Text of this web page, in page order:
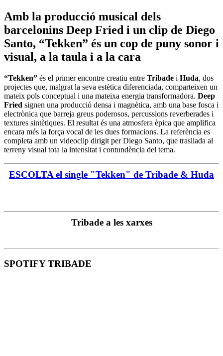
Amb la producció musical dels
barcelonins Deep Fried i un clip de Diego
Santo, “Tekken” és un cop de puny sonor i
visual, a la taula i a la cara
“Tekken” és el primer encontre creatiu entre Tribade i Huda, dos
projectes que, malgrat la seva estètica diferenciada, comparteixen un
mateix pols conceptual i una mateixa energia transformadora. Deep
Fried signen una producció densa i magnètica, amb una base fosca i
electrònica que barreja greus poderosos, percussions reverberades i
textures sintètiques. El resultat és una atmosfera èpica que amplifica
encara més la força vocal de les dues formacions. La referència es
completa amb un videoclip dirigit per Diego Santo, que trasllada al
terreny visual tota la intensitat i contundència del tema.
ESCOLTA el single "Tekken" de Tribade & Huda
Tribade a les xarxes
SPOTIFY TRIBADE